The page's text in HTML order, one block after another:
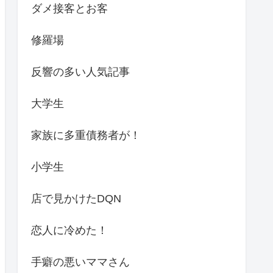
ダメ接客とお客
修羅場
反響の多い人気記事
大学生
家族に多重債務者が！
小学生
店で見かけたDQN
恋人に冷めた！
手癖の悪いママさん